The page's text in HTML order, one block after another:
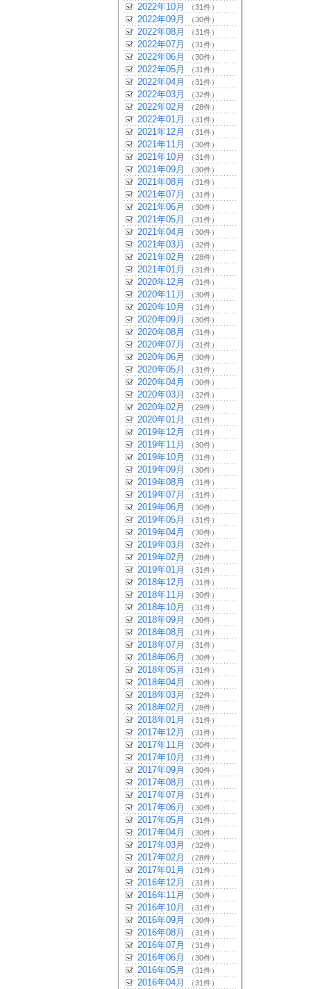
2022年10月 （31件）
2022年09月 （30件）
2022年08月 （31件）
2022年07月 （31件）
2022年06月 （30件）
2022年05月 （31件）
2022年04月 （31件）
2022年03月 （32件）
2022年02月 （28件）
2022年01月 （31件）
2021年12月 （31件）
2021年11月 （30件）
2021年10月 （31件）
2021年09月 （30件）
2021年08月 （31件）
2021年07月 （31件）
2021年06月 （30件）
2021年05月 （31件）
2021年04月 （30件）
2021年03月 （32件）
2021年02月 （28件）
2021年01月 （31件）
2020年12月 （31件）
2020年11月 （30件）
2020年10月 （31件）
2020年09月 （30件）
2020年08月 （31件）
2020年07月 （31件）
2020年06月 （30件）
2020年05月 （31件）
2020年04月 （30件）
2020年03月 （32件）
2020年02月 （29件）
2020年01月 （31件）
2019年12月 （31件）
2019年11月 （30件）
2019年10月 （31件）
2019年09月 （30件）
2019年08月 （31件）
2019年07月 （31件）
2019年06月 （30件）
2019年05月 （31件）
2019年04月 （30件）
2019年03月 （32件）
2019年02月 （28件）
2019年01月 （31件）
2018年12月 （31件）
2018年11月 （30件）
2018年10月 （31件）
2018年09月 （30件）
2018年08月 （31件）
2018年07月 （31件）
2018年06月 （30件）
2018年05月 （31件）
2018年04月 （30件）
2018年03月 （32件）
2018年02月 （28件）
2018年01月 （31件）
2017年12月 （31件）
2017年11月 （30件）
2017年10月 （31件）
2017年09月 （30件）
2017年08月 （31件）
2017年07月 （31件）
2017年06月 （30件）
2017年05月 （31件）
2017年04月 （30件）
2017年03月 （32件）
2017年02月 （28件）
2017年01月 （31件）
2016年12月 （31件）
2016年11月 （30件）
2016年10月 （31件）
2016年09月 （30件）
2016年08月 （31件）
2016年07月 （31件）
2016年06月 （30件）
2016年05月 （31件）
2016年04月 （31件）